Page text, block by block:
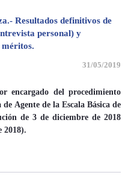
Resultados definitivos de
personal) y
méritos.
31/05/2019
encargado del procedimiento
Agente de la Escala Básica de
de 3 de diciembre de 2018
2018).